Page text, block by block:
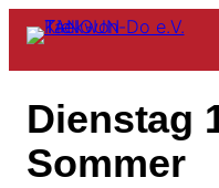
Inhalt
springen
Dienstag
Sommer